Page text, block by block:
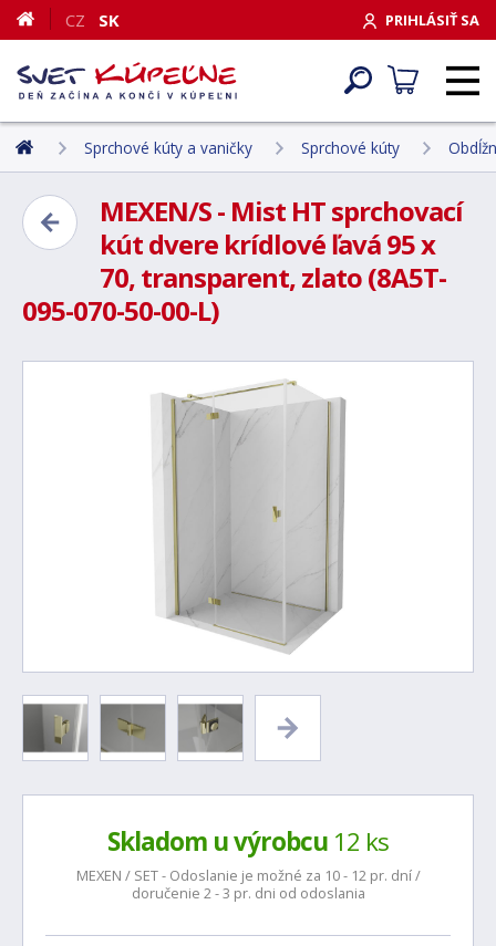
PRIHLÁSIŤ SA
CZ SK
Sprchové kúty a vaničky Sprchové kúty
MEXEN/S - Mist HT sprchovací
kút dvere krídlové ľavá 95 x
70, transparent, zlato (8A5T-
095-070-50-00-L)
Skladom u výrobcu 12 ks
MEXEN / SET - Odoslanie je možné za 10 - 12 pr. dní /
doručenie 2 - 3 pr. dni od odoslania